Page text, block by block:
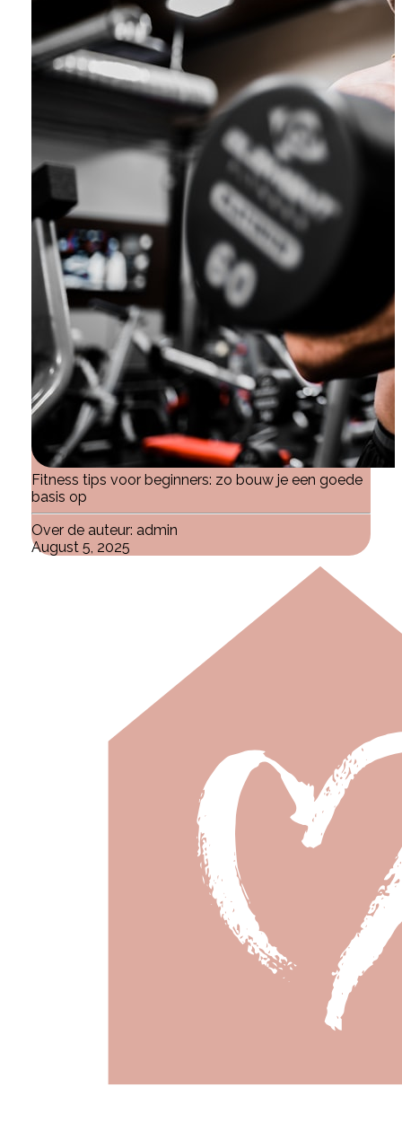
Fitness tips voor beginners: zo bouw je een goede
basis op
Over de auteur: admin
August 5, 2025